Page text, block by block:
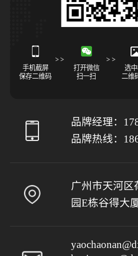
手机截屏
保存二维码
打开微信
扫一扫
选
二维
品牌经理：
品牌热线：
广州市天河区
园E栋谷得大